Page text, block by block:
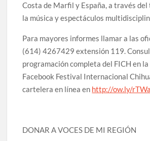
Costa de Marfil y España, a través del
la música y espectáculos
Para mayores informes llamar a las
(614) 4267429 extensión 119.
programación completa del FICH en la
Facebook Festival Internacional
cartelera en línea en http://ow.ly/
DONAR A VOCES DE MI REGIÓN